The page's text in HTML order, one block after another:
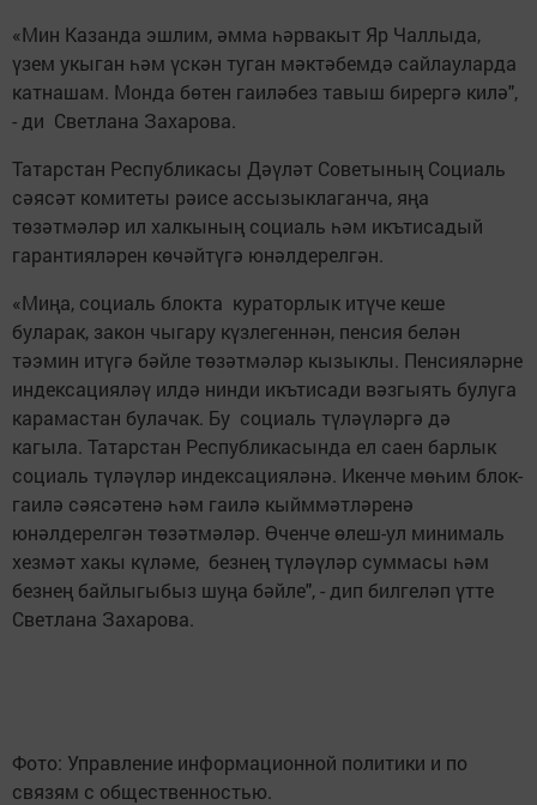
«Мин Казанда эшлим, әмма һәрвакыт Яр Чаллыда,
үзем укыган һәм үскән туган мәктәбемдә сайлауларда
катнашам. Монда бөтен гаиләбез тавыш бирергә килә",
- ди Светлана Захарова.
Татарстан Республикасы Дәүләт Советының Социаль
сәясәт комитеты рәисе ассызыклаганча, яңа
төзәтмәләр ил халкының социаль һәм икътисадый
гарантияләрен көчәйтүгә юнәлдерелгән.
«Миңа, социаль блокта кураторлык итүче кеше
буларак, закон чыгару күзлегеннән, пенсия белән
тәэмин итүгә бәйле төзәтмәләр кызыклы. Пенсияләрне
индексацияләү илдә нинди икътисади вәзгыять булуга
карамастан булачак. Бу социаль түләүләргә дә
кагыла. Татарстан Республикасында ел саен барлык
социаль түләүләр индексацияләнә. Икенче мөһим блок-
гаилә сәясәтенә һәм гаилә кыйммәтләренә
юнәлдерелгән төзәтмәләр. Өченче өлеш-ул минималь
хезмәт хакы күләме, безнең түләүләр суммасы һәм
безнең байлыгыбыз шуңа бәйле", - дип билгеләп үтте
Светлана Захарова.
Фото: Управление информационной политики и по
связям с общественностью.